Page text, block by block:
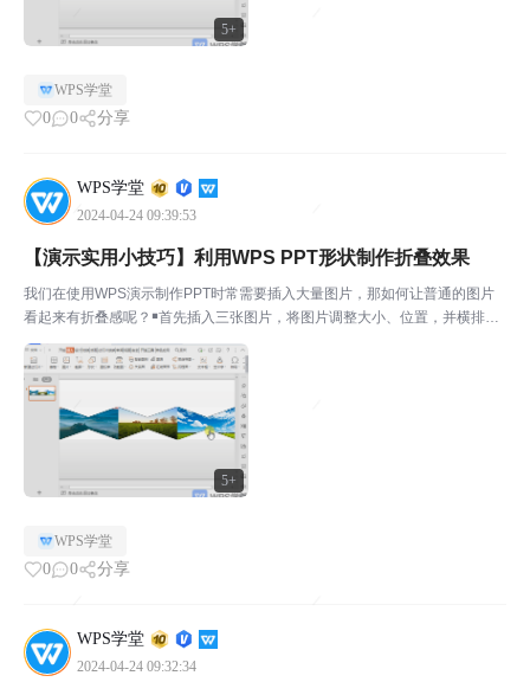
5+
WPS学堂
0 0 分享
WPS学堂
2024-04-24 09:39:53
5+
【演示实用小技巧】利用WPS PPT形状制作折叠效果
我们在使用WPS演示制作PPT时常需要插入大量图片，那如何让普通的图片
看起来有折叠感呢？￭首先插入三张图片，将图片调整大小、位置，并横排排
列。￭点击上方菜单栏插入-形状-等腰三角形。点击填充设置为白色，点击轮
廓设置为无线条，点击形状效果-阴影设置为向上偏移...
WPS学堂
0 0 分享
WPS学堂
2024-04-24 09:32:34